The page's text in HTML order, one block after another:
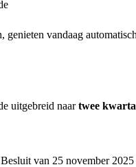
vandaag
uitgebreid naartwee
van 25 november